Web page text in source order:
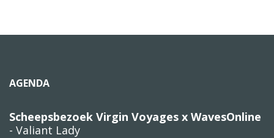
AGENDA
Scheepsbezoek Virgin Voyages x WavesOnline
- Valiant Lady